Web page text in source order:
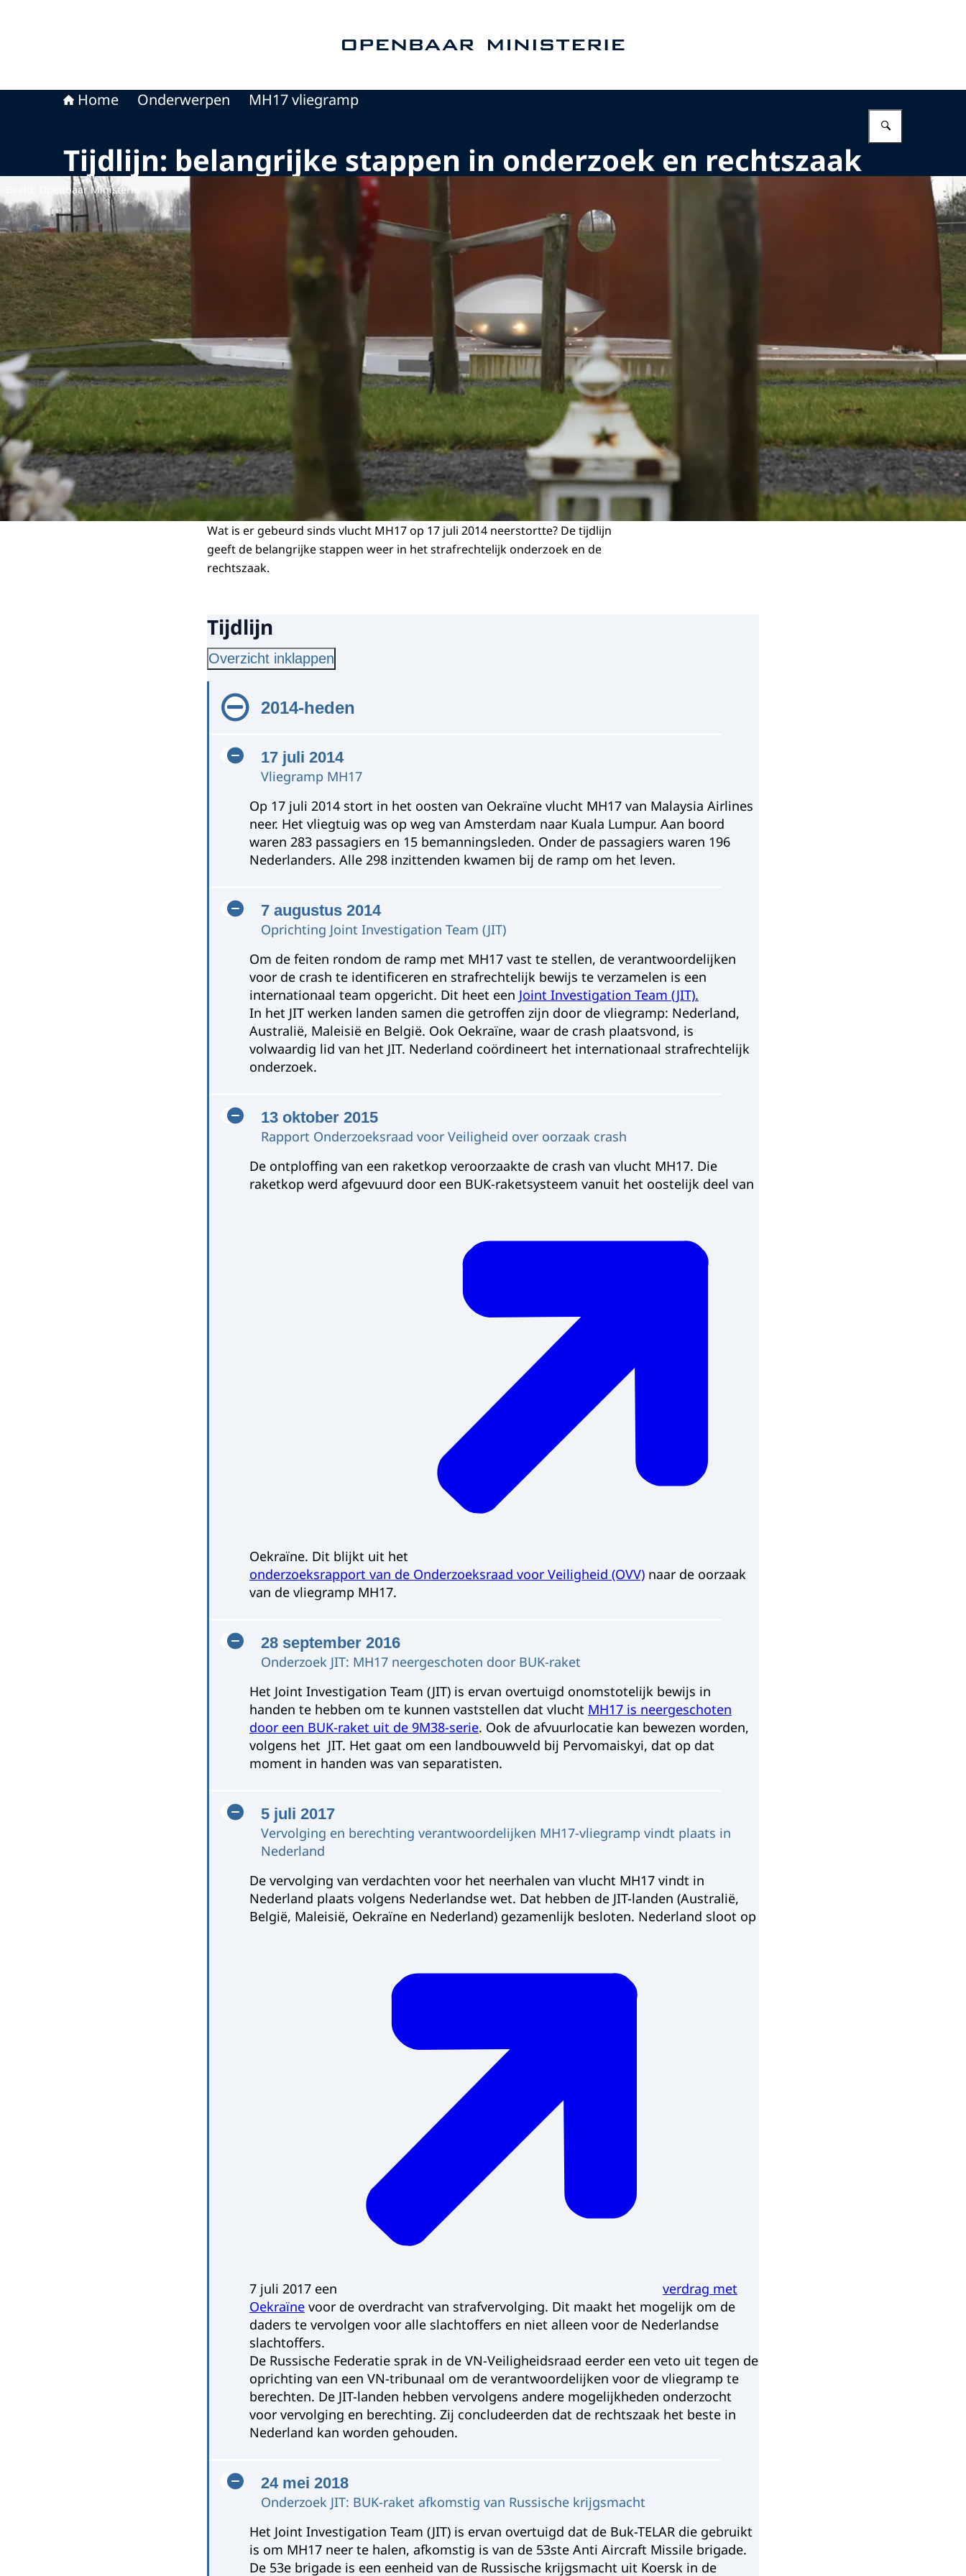
Home Onderwerpen MH17 vliegramp
Tijdlijn: belangrijke stappen in onderzoek en rechtszaak
Beeld: Openbaar Ministerie
Wat is er gebeurd sinds vlucht MH17 op 17 juli 2014 neerstortte? De tijdlijn
geeft de belangrijke stappen weer in het strafrechtelijk onderzoek en de
rechtszaak.
Tijdlijn
Overzicht inklappen
2014-heden
17 juli 2014
Vliegramp MH17
Op 17 juli 2014 stort in het oosten van Oekraïne vlucht MH17 van Malaysia Airlines
neer. Het vliegtuig was op weg van Amsterdam naar Kuala Lumpur. Aan boord
waren 283 passagiers en 15 bemanningsleden. Onder de passagiers waren 196
Nederlanders. Alle 298 inzittenden kwamen bij de ramp om het leven.
7 augustus 2014
Oprichting Joint Investigation Team (JIT)
Om de feiten rondom de ramp met MH17 vast te stellen, de verantwoordelijken
voor de crash te identificeren en strafrechtelijk bewijs te verzamelen is een
internationaal team opgericht. Dit heet een Joint Investigation Team (JIT).
In het JIT werken landen samen die getroffen zijn door de vliegramp: Nederland,
Australië, Maleisië en België. Ook Oekraïne, waar de crash plaatsvond, is
volwaardig lid van het JIT. Nederland coördineert het internationaal strafrechtelijk
onderzoek.
13 oktober 2015
Rapport Onderzoeksraad voor Veiligheid over oorzaak crash
De ontploffing van een raketkop veroorzaakte de crash van vlucht MH17. Die
raketkop werd afgevuurd door een BUK-raketsysteem vanuit het oostelijk deel van
Oekraïne. Dit blijkt uit het
onderzoeksrapport van de Onderzoeksraad voor Veiligheid (OVV) naar de oorzaak
van de vliegramp MH17.
28 september 2016
Onderzoek JIT: MH17 neergeschoten door BUK-raket
Het Joint Investigation Team (JIT) is ervan overtuigd onomstotelijk bewijs in
handen te hebben om te kunnen vaststellen dat vlucht MH17 is neergeschoten
door een BUK-raket uit de 9M38-serie. Ook de afvuurlocatie kan bewezen worden,
volgens het JIT. Het gaat om een landbouwveld bij Pervomaiskyi, dat op dat
moment in handen was van separatisten.
5 juli 2017
Vervolging en berechting verantwoordelijken MH17-vliegramp vindt plaats in
Nederland
De vervolging van verdachten voor het neerhalen van vlucht MH17 vindt in
Nederland plaats volgens Nederlandse wet. Dat hebben de JIT-landen (Australië,
België, Maleisië, Oekraïne en Nederland) gezamenlijk besloten. Nederland sloot op
7 juli 2017 een
verdrag met
Oekraïne voor de overdracht van strafvervolging. Dit maakt het mogelijk om de
daders te vervolgen voor alle slachtoffers en niet alleen voor de Nederlandse
slachtoffers.
De Russische Federatie sprak in de VN-Veiligheidsraad eerder een veto uit tegen de
oprichting van een VN-tribunaal om de verantwoordelijken voor de vliegramp te
berechten. De JIT-landen hebben vervolgens andere mogelijkheden onderzocht
voor vervolging en berechting. Zij concludeerden dat de rechtszaak het beste in
Nederland kan worden gehouden.
24 mei 2018
Onderzoek JIT: BUK-raket afkomstig van Russische krijgsmacht
Het Joint Investigation Team (JIT) is ervan overtuigd dat de Buk-TELAR die gebruikt
is om MH17 neer te halen, afkomstig is van de 53ste Anti Aircraft Missile brigade.
De 53e brigade is een eenheid van de Russische krijgsmacht uit Koersk in de